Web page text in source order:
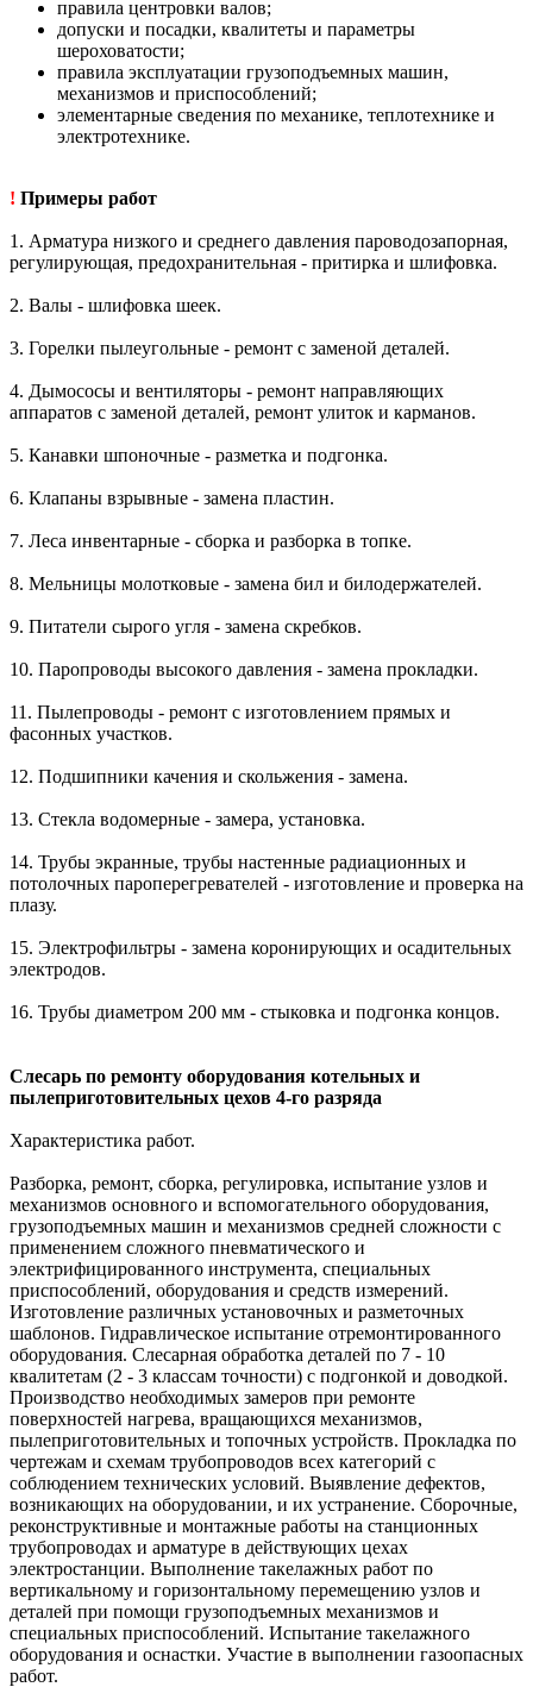
правила центровки валов;
допуски и посадки, квалитеты и параметры
шероховатости;
правила эксплуатации грузоподъемных машин,
механизмов и приспособлений;
элементарные сведения по механике, теплотехнике и
электротехнике.
! Примеры работ
1. Арматура низкого и среднего давления пароводозапорная,
регулирующая, предохранительная - притирка и шлифовка.
2. Валы - шлифовка шеек.
3. Горелки пылеугольные - ремонт с заменой деталей.
4. Дымососы и вентиляторы - ремонт направляющих
аппаратов с заменой деталей, ремонт улиток и карманов.
5. Канавки шпоночные - разметка и подгонка.
6. Клапаны взрывные - замена пластин.
7. Леса инвентарные - сборка и разборка в топке.
8. Мельницы молотковые - замена бил и билодержателей.
9. Питатели сырого угля - замена скребков.
10. Паропроводы высокого давления - замена прокладки.
11. Пылепроводы - ремонт с изготовлением прямых и
фасонных участков.
12. Подшипники качения и скольжения - замена.
13. Стекла водомерные - замера, установка.
14. Трубы экранные, трубы настенные радиационных и
потолочных пароперегревателей - изготовление и проверка на
плазу.
15. Электрофильтры - замена коронирующих и осадительных
электродов.
16. Трубы диаметром 200 мм - стыковка и подгонка концов.
Слесарь по ремонту оборудования котельных и
пылеприготовительных цехов 4-го разряда
Характеристика работ.
Разборка, ремонт, сборка, регулировка, испытание узлов и
механизмов основного и вспомогательного оборудования,
грузоподъемных машин и механизмов средней сложности с
применением сложного пневматического и
электрифицированного инструмента, специальных
приспособлений, оборудования и средств измерений.
Изготовление различных установочных и разметочных
шаблонов. Гидравлическое испытание отремонтированного
оборудования. Слесарная обработка деталей по 7 - 10
квалитетам (2 - 3 классам точности) с подгонкой и доводкой.
Производство необходимых замеров при ремонте
поверхностей нагрева, вращающихся механизмов,
пылеприготовительных и топочных устройств. Прокладка по
чертежам и схемам трубопроводов всех категорий с
соблюдением технических условий. Выявление дефектов,
возникающих на оборудовании, и их устранение. Сборочные,
реконструктивные и монтажные работы на станционных
трубопроводах и арматуре в действующих цехах
электростанции. Выполнение такелажных работ по
вертикальному и горизонтальному перемещению узлов и
деталей при помощи грузоподъемных механизмов и
специальных приспособлений. Испытание такелажного
оборудования и оснастки. Участие в выполнении газоопасных
работ.